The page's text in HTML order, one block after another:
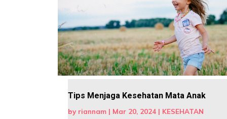
Tips Menjaga Kesehatan Mata Anak
by riannam | Mar 20, 2024 | KESEHATAN